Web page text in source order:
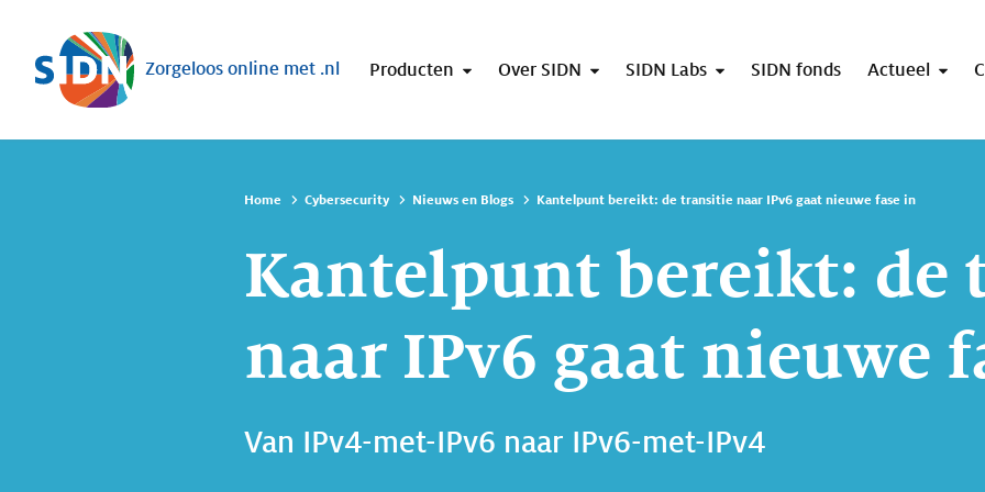
Sla navigatie over
Zorgeloos online met .nl Producten Over SIDN SIDN Labs SIDN fonds Actueel
Home Cybersecurity Nieuws en Blogs Kantelpunt bereikt: de transitie naar IPv6 gaat nieuwe fase in
Kantelpunt bereikt: de
naar IPv6 gaat nieuwe
Van IPv4-met-IPv6 naar IPv6-met-IPv4